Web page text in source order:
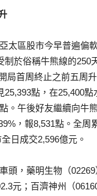
太區股市今早普遍偏
制於俗稱牛熊線的250
局首周終止之前五周
25,393點，在25,400
。午後好友繼續向牛
，報8,531點。全周
日成交2,596億元。
頭，藥明生物（
元；百濟神州（